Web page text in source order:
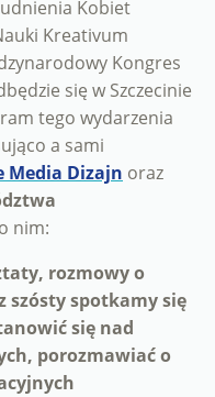
Kobiet
Kreativum
Kongres
się w Szczecinie
tego wydarzenia
a sami
Media Dizajn oraz
nim:
rozmowy o
szósty spotkamy się
się nad
porozmawiać o